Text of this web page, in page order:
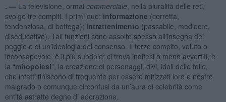
. — La televisione, ormai commerciale , nella pluralità delle reti,
svolge tre compiti. I primi due: informazione (corretta,
tendenziosa, di bottega); intrattenimento (passabile, mediocre,
diseducativo). Tali funzioni sono assolte spesso all’insegna del
peggio e di un’ideologia del consenso. Il terzo compito, voluto o
inconsapevole, è il più subdolo; ci trova indifesi o meno avvertiti, è
la “mitopoiesi”, la creazione di personaggi, divi, idoli delle folle,
che infatti finiscono di frequente per essere mitizzati loro e nostro
malgrado o comunque circonfusi da un’aura di celebrità come
entità astratte degne di adorazione.